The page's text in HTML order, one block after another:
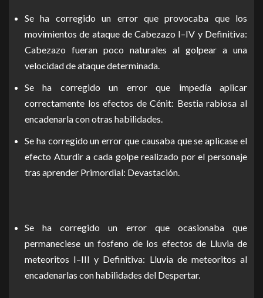
Se ha corregido un error que provocaba que los
movimientos de ataque de Cabezazo I–IV y Definitiva:
Cabezazo fueran poco naturales al golpear a una
velocidad de ataque determinada.
Se ha corregido un error que impedía aplicar
correctamente los efectos de Cénit: Bestia rabiosa al
encadenarla con otras habilidades.
Se ha corregido un error que causaba que se aplicase el
efecto Aturdir a cada golpe realizado por el personaje
tras aprender Primordial: Devastación.
Se ha corregido un error que ocasionaba que
permaneciese un fosfeno de los efectos de Lluvia de
meteoritos I–III y Definitiva: Lluvia de meteoritos al
encadenarlas con habilidades del Despertar.